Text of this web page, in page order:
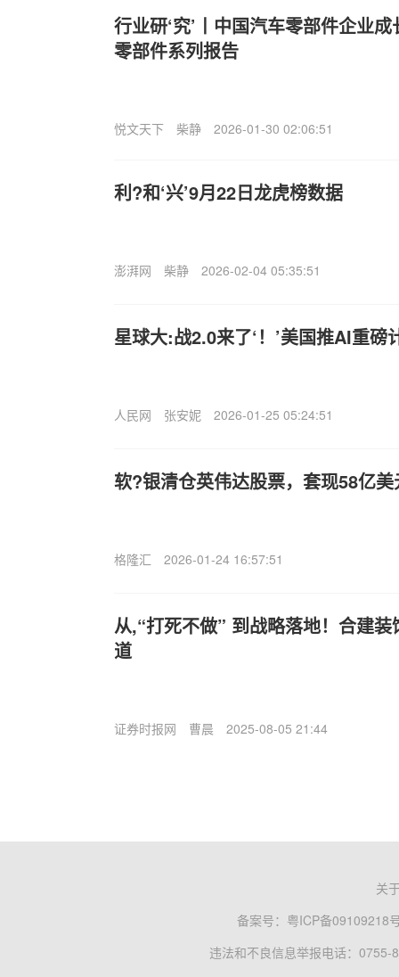
行业研‘究’丨中国汽车零部件企业
零部件系列报告
悦文天下 柴静 2026-01-30 02:06:51
利?和‘兴’9月22日龙虎榜数据
澎湃网 柴静 2026-02-04 05:35:51
星球大:战2.0来了‘！’美国推AI重磅
人民网 张安妮 2026-01-25 05:24:51
软?银清仓英伟达股票，套现58亿
格隆汇 2026-01-24 16:57:51
从,“打死不做” 到战略落地！合建
道
证券时报网 曹晨 2025-08-05 21:44
关
备案号： 粤ICP备09109218
违法和不良信息举报电话：0755-